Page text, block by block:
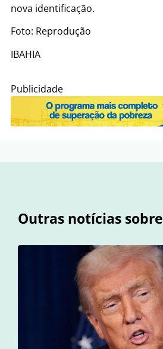
nova identificação.
Foto: Reprodução
IBAHIA
Publicidade
Outras notícias sobre